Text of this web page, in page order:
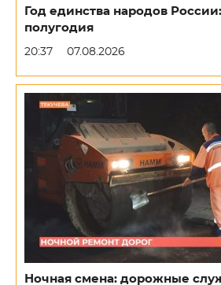
Год единства народов
полугодия
20:37 07.08.2026
Ночная смена: дорожные